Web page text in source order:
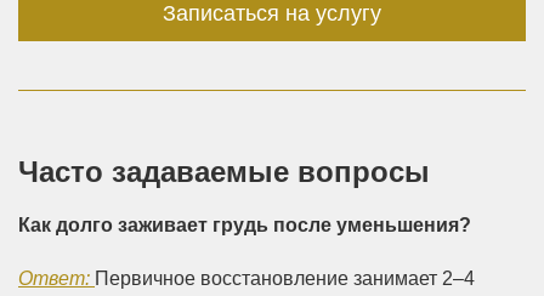
Записаться на услугу
Часто задаваемые вопросы
Как долго заживает грудь после уменьшения?
Ответ: Первичное восстановление занимает 2–4